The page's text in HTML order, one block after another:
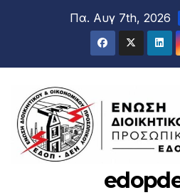
Πα. Αυγ 7th, 2026